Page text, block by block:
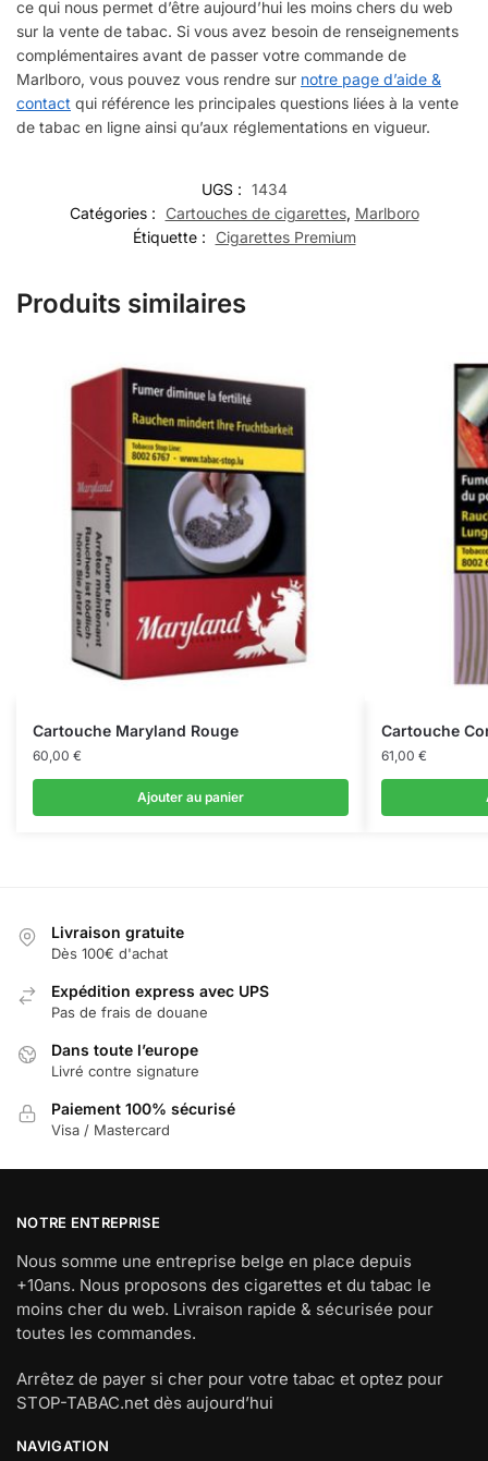
ce qui nous permet d’être aujourd’hui les moins chers du web
sur la vente de tabac. Si vous avez besoin de renseignements
complémentaires avant de passer votre commande de
Marlboro, vous pouvez vous rendre sur notre page d’aide &
contact qui référence les principales questions liées à la vente
de tabac en ligne ainsi qu’aux réglementations en vigueur.
UGS : 1434
Catégories :
Cartouches de cigarettes, Marlboro
Étiquette :
Cigarettes Premium
Produits similaires
Cartouche Maryland Rouge
60,00 €
Ajouter au panier
Cartouche
61,00 €
Livraison gratuite
Dès 100€ d'achat
Expédition express avec UPS
Pas de frais de douane
Dans toute l’europe
Livré contre signature
Paiement 100% sécurisé
Visa / Mastercard
NOTRE ENTREPRISE
Nous somme une entreprise belge en place depuis
+10ans. Nous proposons des cigarettes et du tabac le
moins cher du web. Livraison rapide & sécurisée pour
toutes les commandes.
Arrêtez de payer si cher pour votre tabac et optez pour
STOP-TABAC.net dès aujourd’hui
NAVIGATION